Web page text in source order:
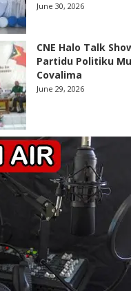
June 30, 2026
CNE Halo Talk
Partidu Politiku
Covalima
June 29, 2026